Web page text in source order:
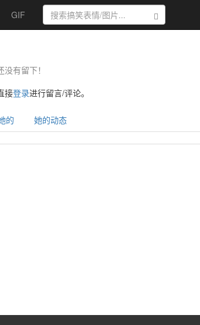
GIF 搜索
有留下！
接登录进行留言/评论。
的 她的动态